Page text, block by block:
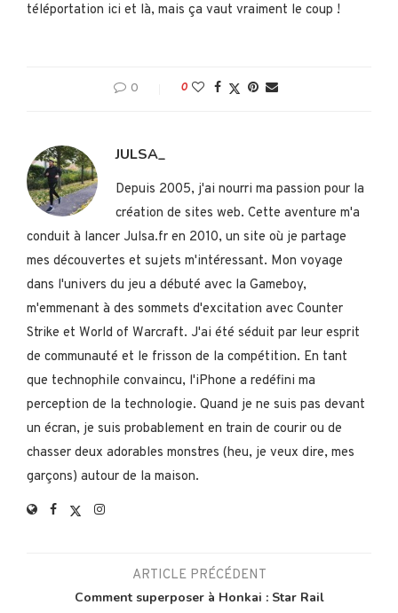
téléportation ici et là, mais ça vaut vraiment le coup !
0 0
JULSA_
Depuis 2005, j'ai nourri ma passion pour la
création de sites web. Cette aventure m'a
conduit à lancer Julsa.fr en 2010, un site où je partage
mes découvertes et sujets m'intéressant. Mon voyage
dans l'univers du jeu a débuté avec la Gameboy,
m'emmenant à des sommets d'excitation avec Counter
Strike et World of Warcraft. J'ai été séduit par leur esprit
de communauté et le frisson de la compétition. En tant
que technophile convaincu, l'iPhone a redéfini ma
perception de la technologie. Quand je ne suis pas devant
un écran, je suis probablement en train de courir ou de
chasser deux adorables monstres (heu, je veux dire, mes
garçons) autour de la maison.
ARTICLE PRÉCÉDENT
Comment superposer à Honkai : Star Rail